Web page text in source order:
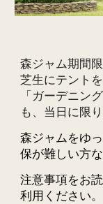
森ジャム期間
芝生にテント
「ガーデニン
も、当日に限
森ジャムをゆ
保が難しい方
注意事項をお
利用ください。